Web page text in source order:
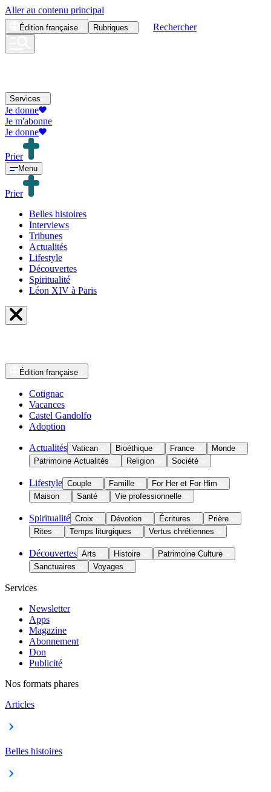
Aller au contenu principal
Édition française Rubriques Rechercher
Services
Je donne
Je m'abonne
Je donne
Prier
Menu
Prier
Belles histoires
Interviews
Tribunes
Actualités
Lifestyle
Découvertes
Spiritualité
Léon XIV à Paris
Édition française
Cotignac
Vacances
Castel Gandolfo
Adoption
Actualités Vatican Bioéthique France
Monde
Patrimoine Actualités
Religion Société
Lifestyle Couple Famille
For Her et For Him
Maison
Santé Vie professionnelle
Spiritualité Croix Dévotion Écritures
Prière
Rites
Temps liturgiques Vertus chrétiennes
Découvertes Arts Histoire
Patrimoine Culture
Sanctuaires
Voyages
Services
Newsletter
Apps
Magazine
Abonnement
Don
Publicité
Nos formats phares
Articles
Belles histoires